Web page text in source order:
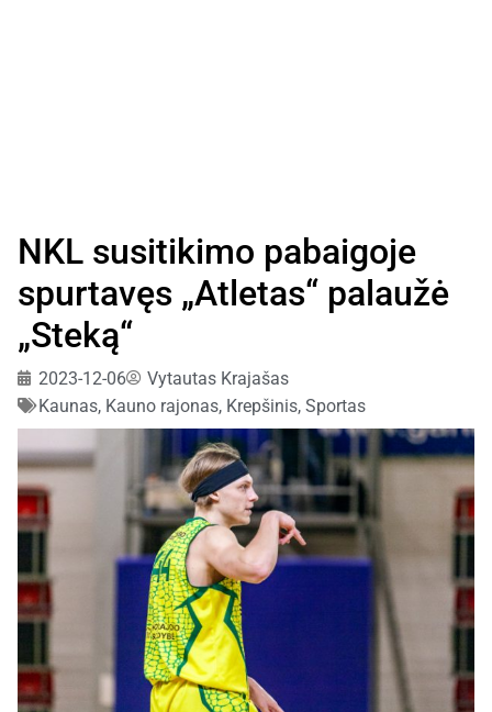
NKL susitikimo pabaigoje
spurtavęs „Atletas“ palaužė
„Steką“
2023-12-06
Vytautas Krajašas
Kaunas, Kauno rajonas, Krepšinis, Sportas